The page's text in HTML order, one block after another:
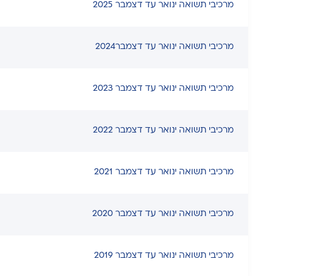
מרכיבי תשואה ינואר עד דצמבר 2025
מרכיבי תשואה ינואר עד דצמבר2024
מרכיבי תשואה ינואר עד דצמבר 2023
מרכיבי תשואה ינואר עד דצמבר 2022
מרכיבי תשואה ינואר עד דצמבר 2021
מרכיבי תשואה ינואר עד דצמבר 2020
מרכיבי תשואה ינואר עד דצמבר 2019